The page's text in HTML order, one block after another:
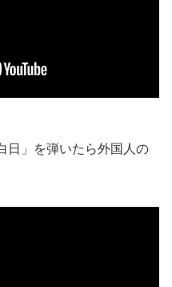
日」を弾いたら外国人の